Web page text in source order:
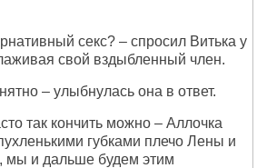
секс? – спросил Витька у
свой вздыбленный член.
– улыбнулась она в ответ.
так кончить можно – Аллочка
губками плечо Лены и
мы и дальше будем этим